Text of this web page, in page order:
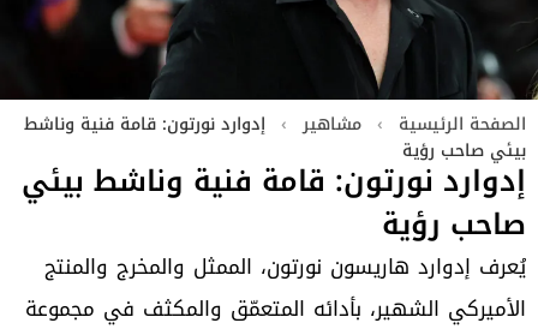
الصفحة الرئيسية › مشاهير › إدوارد نورتون: قامة فنية وناشط
بيئي صاحب رؤية
إدوارد نورتون: قامة فنية وناشط بيئي
صاحب رؤية
يُعرف إدوارد هاريسون نورتون، الممثل والمخرج والمنتج
الأميركي الشهير، بأدائه المتعمّق والمكثف في مجموعة